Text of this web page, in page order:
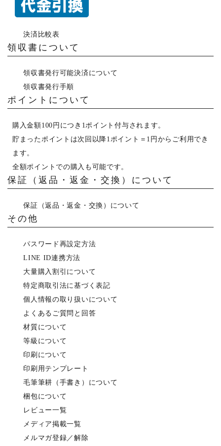
決済比較表
領収書について
領収書発行可能決済について
領収書発行手順
ポイントについて
購入金額100円につき1ポイント付与されます。
貯まったポイントは次回以降1ポイント＝1円からご利用でき
ます。
全額ポイントでの購入も可能です。
保証（返品・返金・交換）について
保証（返品・返金・交換）について
その他
パスワード再設定方法
LINE ID連携方法
大量購入割引について
特定商取引法に基づく表記
個人情報の取り扱いについて
よくあるご質問と回答
材質について
等級について
印刷について
印刷用テンプレート
毛筆筆耕（手書き）について
梱包について
レビュー一覧
メディア掲載一覧
メルマガ登録／解除